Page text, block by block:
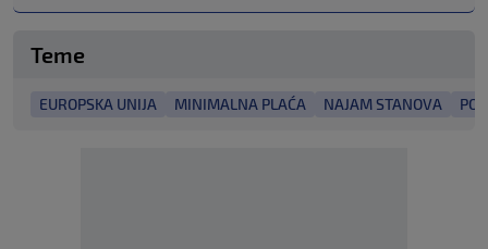
Teme
EUROPSKA UNIJA MINIMALNA PLAĆA NAJAM STANOVA